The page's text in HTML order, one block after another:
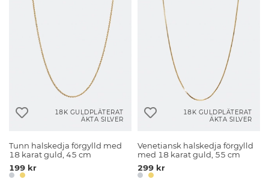
18K GULDPLÄTERAT
ÄKTA SILVER
Tunn halskedja förgylld med
18 karat guld, 45 cm
199 kr
18K GULDPLÄTERAT
ÄKTA SILVER
Venetiansk halskedja förgylld
med 18 karat guld, 55 cm
299 kr